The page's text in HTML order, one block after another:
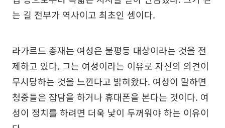
는 길 전부가 역사이고 최초인 셈이다.
라가르드 총재는 여성은 불평등 대상이라는 것을 전
제하고 있다. 그는 여성이라는 이유로 자신의 의견이
무시당하는 것을 느낀다고 밝혀왔다. 여성이 말하면
청중들은 잡담을 하거나 휴대폰을 본다는 것이다. 여
성이 정치를 하려면 더욱 낯이 두꺼워야 하는 이유이